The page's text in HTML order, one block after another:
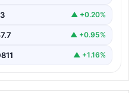
▲ +0.20%
▲ +0.95%
▲ +1.16%